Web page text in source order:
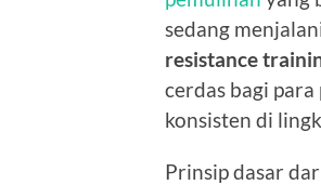
sedang
resistance
cerdas bagi
konsisten di
Prinsip dasar